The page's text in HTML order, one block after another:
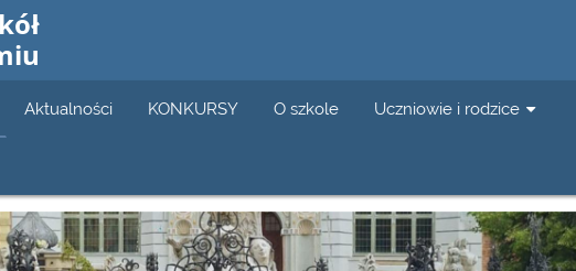
Aktualności KONKURSY O szkole Uczniowie i rodzice